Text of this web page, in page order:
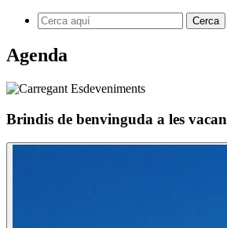
Agenda
Brindis de benvinguda a les